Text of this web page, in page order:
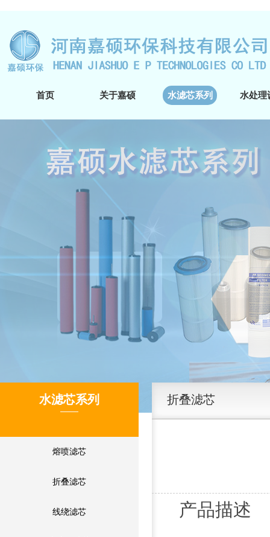
首页 关于嘉硕 水滤芯系列 水处理
水滤芯系列
熔喷滤芯
折叠滤芯
线绕滤芯
折叠滤芯
产品描述